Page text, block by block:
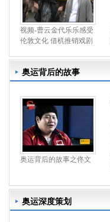
视频-曹云金代乐乐感受
伦敦文化 借机推销戏剧
奥运背后的故事
奥运背后的故事之佟文
奥运深度策划